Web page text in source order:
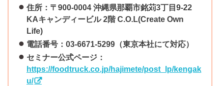
住所：〒900-0004 沖縄県那覇市銘苅3丁目9-22
KAキャンディービル 2階 C.O.L(Create Own
Life)
電話番号：03-6671-5299（東京本社にて対応）
セミナー公式ページ：
https://foodtruck.co.jp/hajimete/post_lp/kengak
u/